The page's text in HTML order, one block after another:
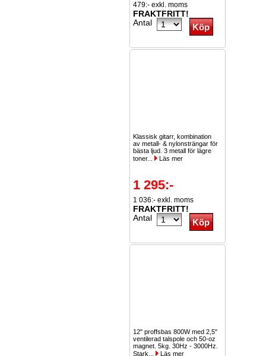
479:- exkl. moms
FRAKTFRITT!
Antal
Klassisk gitarr, kombination
av metall- & nylonsträngar för
bästa ljud. 3 metall för lägre
toner...
Läs mer
1 295:-
1 036:- exkl. moms
FRAKTFRITT!
Antal
12" proffsbas 800W med 2,5"
ventilerad talspole och 50-oz
magnet. 5kg. 30Hz - 3000Hz.
Stark...
Läs mer